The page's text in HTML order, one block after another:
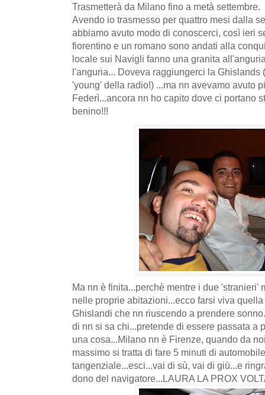
Trasmetterà da Milano fino a metà settembre.
Avendo io trasmesso per quattro mesi dalla
abbiamo avuto modo di conoscerci, così ieri
fiorentino e un romano sono andati alla
locale sui Navigli fanno una granita
l'anguria... Doveva raggiungerci la Ghislands
'young' della radio!) ...ma nn avevamo avuto
Federì...ancora nn ho capito dove ci portano
benino!!!
Ma nn è finita...perchè mentre i due 'stranieri'
nelle proprie abitazioni...ecco farsi viva
Ghislandi che nn riuscendo a prendere
di nn si sa chi...pretende di essere passata a
una cosa...Milano nn è Firenze, quando da
massimo si tratta di fare 5 minuti di
tangenziale...esci...vai di sù, vai di giù...e
dono del navigatore...LAURA LA PROX